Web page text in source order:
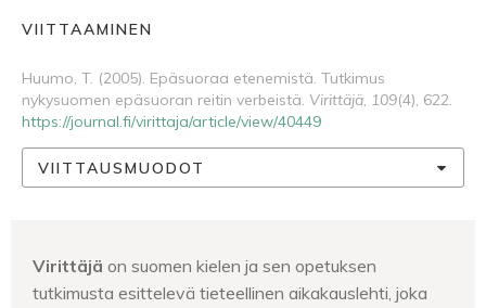
VIITTAAMINEN
Huumo, T. (2005). Epäsuoraa etenemistä. Tutkimus
nykysuomen epäsuoran reitin verbeistä. Virittäjä, 109(4), 622.
https://journal.fi/virittaja/article/view/40449
VIITTAUSMUODOT
Virittäjä on suomen kielen ja sen opetuksen
tutkimusta esittelevä tieteellinen aikakauslehti, joka